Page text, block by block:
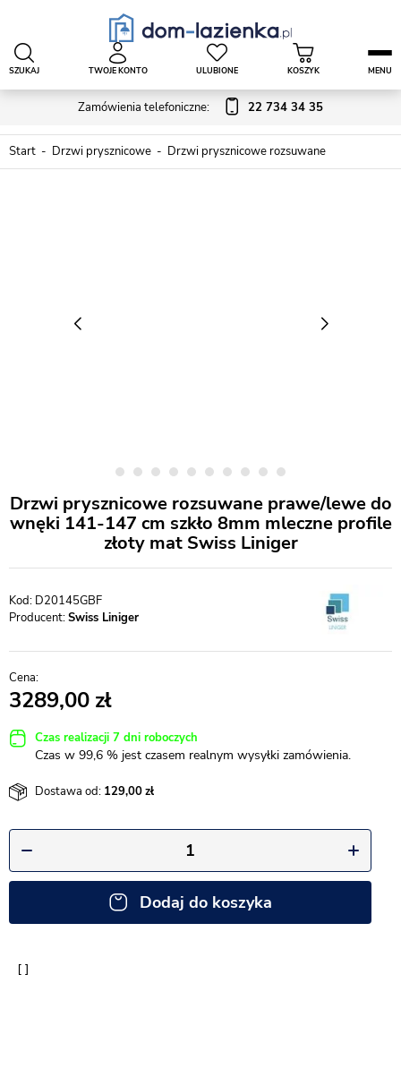
Zamówienia telefoniczne: 22 734 34 35
SZUKAJ TWOJE KONTO ULUBIONE KOSZYK MENU
Start Drzwi prysznicowe Drzwi prysznicowe rozsuwane
Drzwi prysznicowe rozsuwane prawe/lewe do
wnęki 141-147 cm szkło 8mm mleczne profile
złoty mat Swiss Liniger
D20145GBF
Producent:Swiss Liniger
3289,00
Czas realizacji 7 dni roboczych
Czas w 99,6 % jest czasem realnym wysyłki zamówienia.
Dostawa od: 129,00
Dodaj do koszyka